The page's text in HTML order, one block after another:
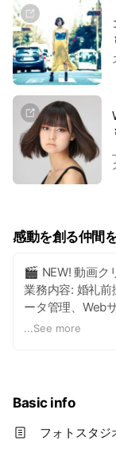
感動を創る仲間
🎬 NEW! 動画ク
業務内容: 婚礼
ータ管理、Web
作。
求める人物像:
動画編集ソフト
感動を増幅させ
...See more
Basic info
フォトスタジ